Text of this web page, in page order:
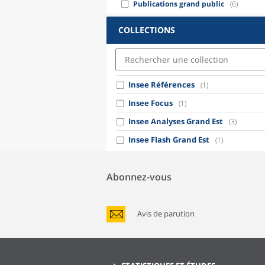
Publications grand public (6)
COLLECTIONS
Insee Références (1)
Insee Focus (1)
Insee Analyses Grand Est (3)
Insee Flash Grand Est (1)
Abonnez-vous
Avis de parution